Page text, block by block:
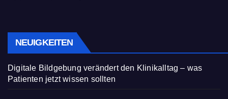
NEUIGKEITEN
Digitale Bildgebung verändert den Klinikalltag – was
Patienten jetzt wissen sollten